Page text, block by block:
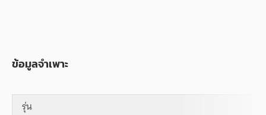
ข้อมูลจำเพาะ
รุ่น